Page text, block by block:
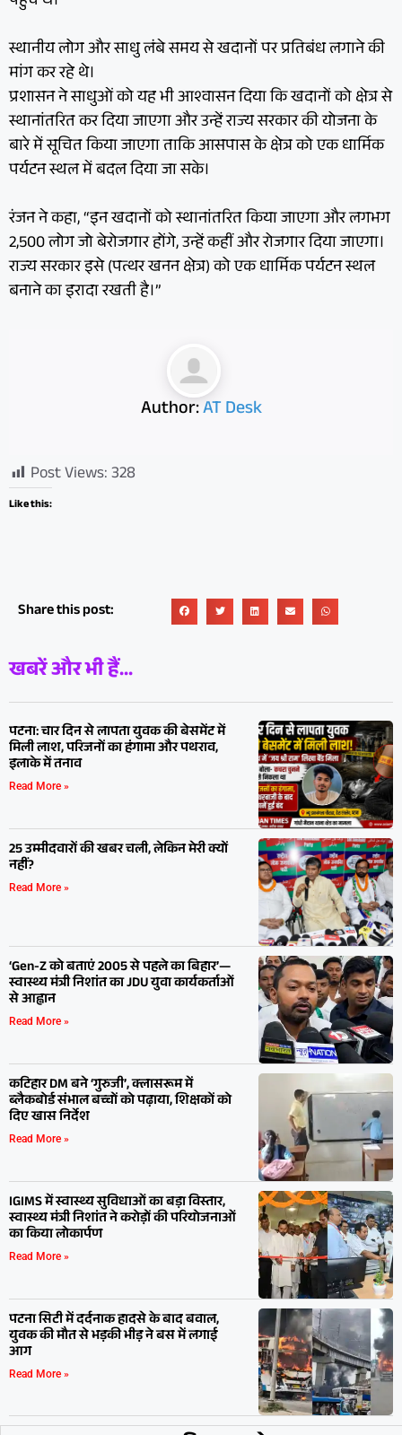
स्थानीय लोग और साधु लंबे समय से खदानों पर प्रतिबंध लगाने की
मांग कर रहे थे।
प्रशासन ने साधुओं को यह भी आश्वासन दिया कि खदानों को क्षेत्र से
स्थानांतरित कर दिया जाएगा और उन्हें राज्य सरकार की योजना के
बारे में सूचित किया जाएगा ताकि आसपास के क्षेत्र को एक धार्मिक
पर्यटन स्थल में बदल दिया जा सके।
रंजन ने कहा, “इन खदानों को स्थानांतरित किया जाएगा और लगभग
2,500 लोग जो बेरोजगार होंगे, उन्हें कहीं और रोजगार दिया जाएगा।
राज्य सरकार इसे (पत्थर खनन क्षेत्र) को एक धार्मिक पर्यटन स्थल
बनाने का इरादा रखती है।”
Author:AT Desk
Post Views:328
Like this:
Share this post:
खबरें और भी हैं...
पटना: चार दिन से लापता युवक की बेसमेंट में
मिली लाश, परिजनों का हंगामा और पथराव,
इलाके में तनाव
Read More »
25 उम्मीदवारों की खबर चली, लेकिन मेरी क्यों
नहीं?
Read More »
‘Gen-Z को बताएं 2005 से पहले का बिहार’—
स्वास्थ्य मंत्री निशांत का JDU युवा कार्यकर्ताओं
से आह्वान
Read More »
कटिहार DM बने ‘गुरुजी’, क्लासरूम में
ब्लैकबोर्ड संभाल बच्चों को पढ़ाया, शिक्षकों को
दिए खास निर्देश
Read More »
IGIMS में स्वास्थ्य सुविधाओं का बड़ा विस्तार,
स्वास्थ्य मंत्री निशांत ने करोड़ों की परियोजनाओं
का किया लोकार्पण
Read More »
पटना सिटी में दर्दनाक हादसे के बाद बवाल,
युवक की मौत से भड़की भीड़ ने बस में लगाई
आग
Read More »